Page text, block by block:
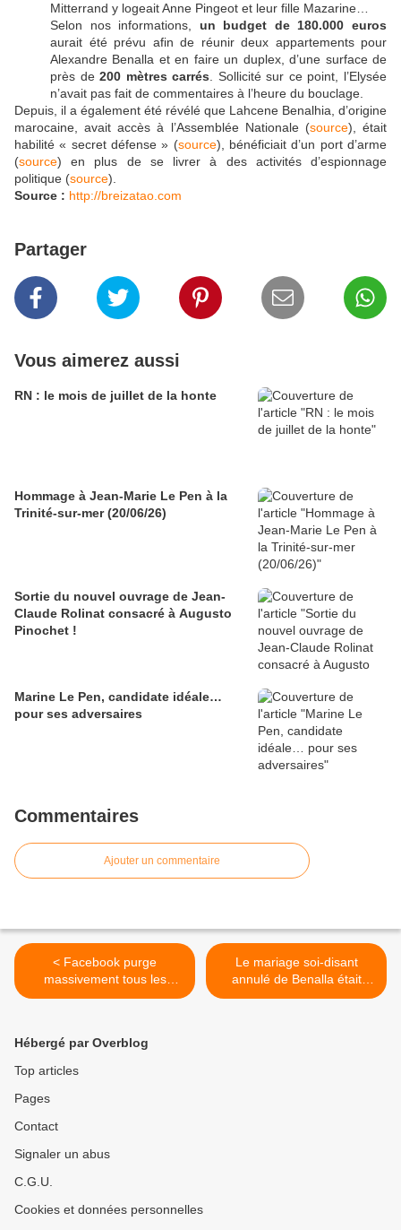
Mitterrand y logeait Anne Pingeot et leur fille Mazarine…
Selon nos informations, un budget de 180.000 euros
aurait été prévu afin de réunir deux appartements pour
Alexandre Benalla et en faire un duplex, d’une surface de
près de200 mètres carrés . Sollicité sur ce point, l’Elysée
n’avait pas fait de commentaires à l’heure du bouclage.
Depuis, il a également été révélé que Lahcene Benalhia, d’origine
marocaine, avait accès à l’Assemblée Nationale (source), était
habilité « secret défense » (source), bénéficiait d’un port d’arme
(source) en plus de se livrer à des activités d’espionnage
politique (source).
Source : http://breizatao.com
Partager
Vous aimerez aussi
RN : le mois de juillet de la honte
Hommage à Jean-Marie Le Pen à la
Trinité-sur-mer (20/06/26)
Sortie du nouvel ouvrage de Jean-
Claude Rolinat consacré à Augusto
Pinochet !
Marine Le Pen, candidate idéale…
pour ses adversaires
Commentaires
Ajouter un commentaire
< Facebook purge
massivement tous les
articles satiriques traitant de
Le mariage soi-disant
annulé de Benalla était
apparemment bidon >
Hébergé par Overblog
Top articles
Pages
Contact
Signaler un abus
C.G.U.
Cookies et données personnelles